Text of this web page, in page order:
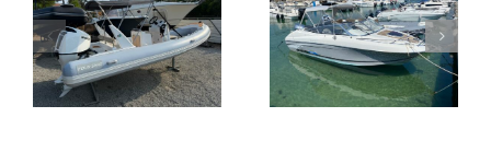
Bateau neuf –
prêt à naviguer
Four seas 580
Beneteau Flyer
650 Cabrio